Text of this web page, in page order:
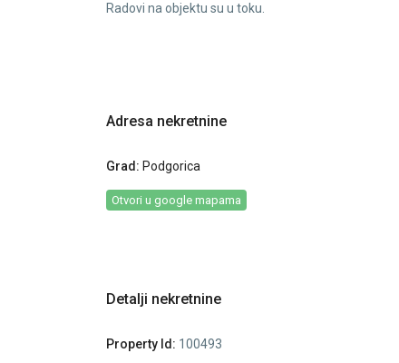
Radovi na objektu su u toku.
Adresa nekretnine
Grad: Podgorica
Otvori u google mapama
Detalji nekretnine
Property Id: 100493